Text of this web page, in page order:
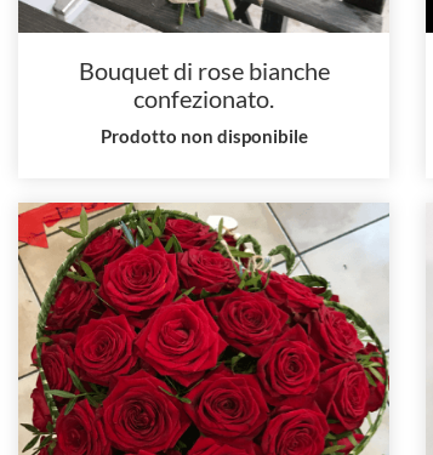
Bouquet di rose bianche
confezionato.
Prodotto non disponibile